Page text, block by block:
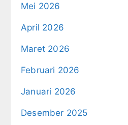
Mei 2026
April 2026
Maret 2026
Februari 2026
Januari 2026
Desember 2025